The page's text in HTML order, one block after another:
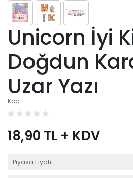
Unicorn İyi
Doğdun
Uzar Yazı
Kod:
18,90 TL + KDV
Piyasa Fiyatı: